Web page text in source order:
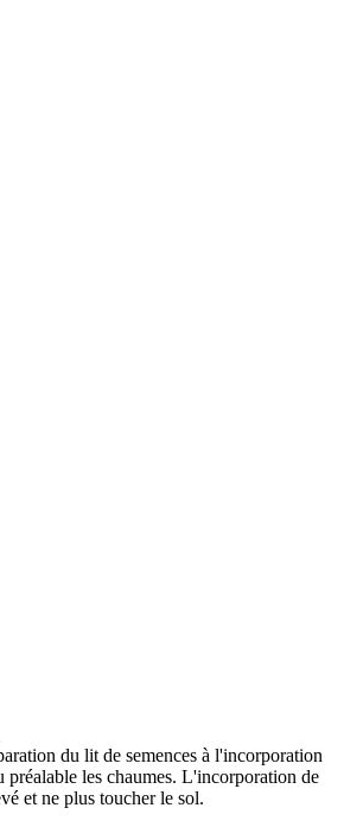
du lit de semences à l'incorporation
préalable les chaumes. L'incorporation de
et ne plus toucher le sol.